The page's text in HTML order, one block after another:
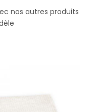
nos autres produits